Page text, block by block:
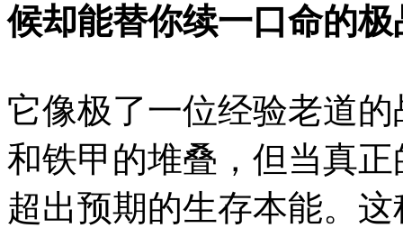
候却能替你续一口命的
它像极了一位经验老道
和铁甲的堆叠，但当真
超出预期的生存本能。